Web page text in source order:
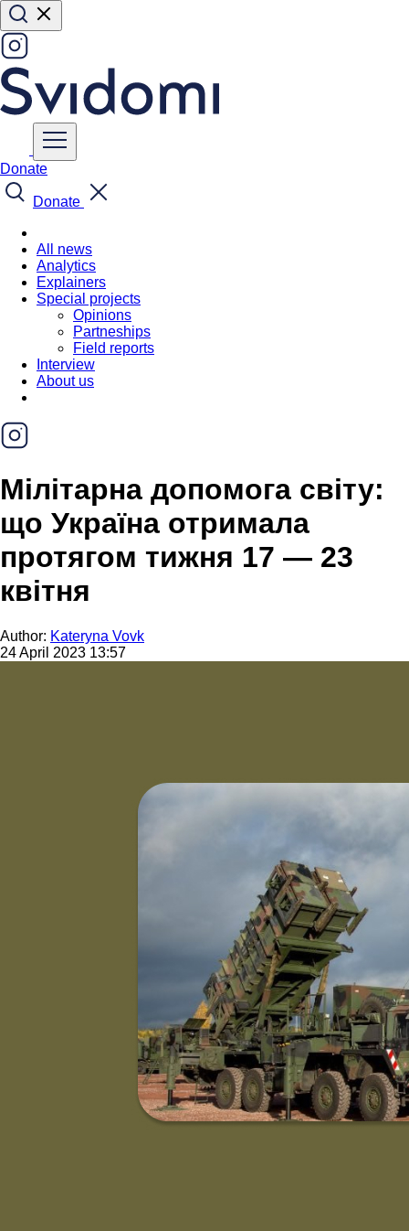
Donate
Donate
All news
Analytics
Explainers
Special projects
Opinions
Partneships
Field reports
Interview
About us
Мілітарна допомога світу:
що Україна отримала
протягом тижня 17 — 23
квітня
Author: Kateryna Vovk
24 April 2023 13:57